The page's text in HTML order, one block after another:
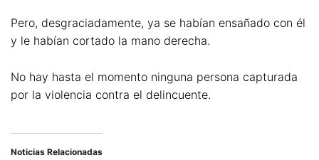
Pero, desgraciadamente, ya se habían ensañado con él
y le habían cortado la mano derecha.
No hay hasta el momento ninguna persona capturada
por la violencia contra el delincuente.
Noticias Relacionadas